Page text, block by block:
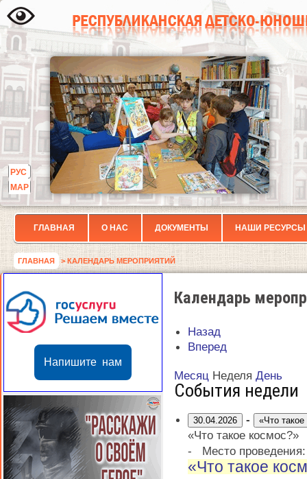
РУС
МАР
ГЛАВНАЯ О НАС ДОКУМЕНТЫ НАШИ РЕСУРСЫ
ГЛАВНАЯ > КАЛЕНДАРЬ МЕРОПРИЯТИЙ
Напишите нам
Календарь
Назад
Вперед
Месяц Неделя День
События недели
30.04.2026 - «Что
«Что такое космос?»
-
Место
«Что такое